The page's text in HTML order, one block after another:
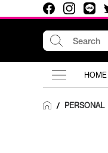
HOME
/ PERSONAL